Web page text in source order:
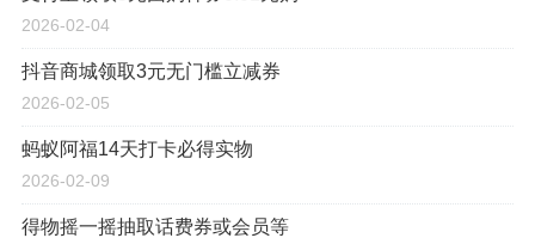
2026-02-04
抖音商城领取3元无门槛立减券
2026-02-05
蚂蚁阿福14天打卡必得实物
2026-02-09
得物摇一摇抽取话费券或会员等